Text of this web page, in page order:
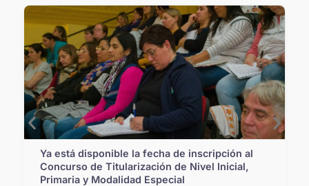
Ya está disponible la fecha de inscripción al
Concurso de Titularización de Nivel Inicial,
Primaria y Modalidad Especial